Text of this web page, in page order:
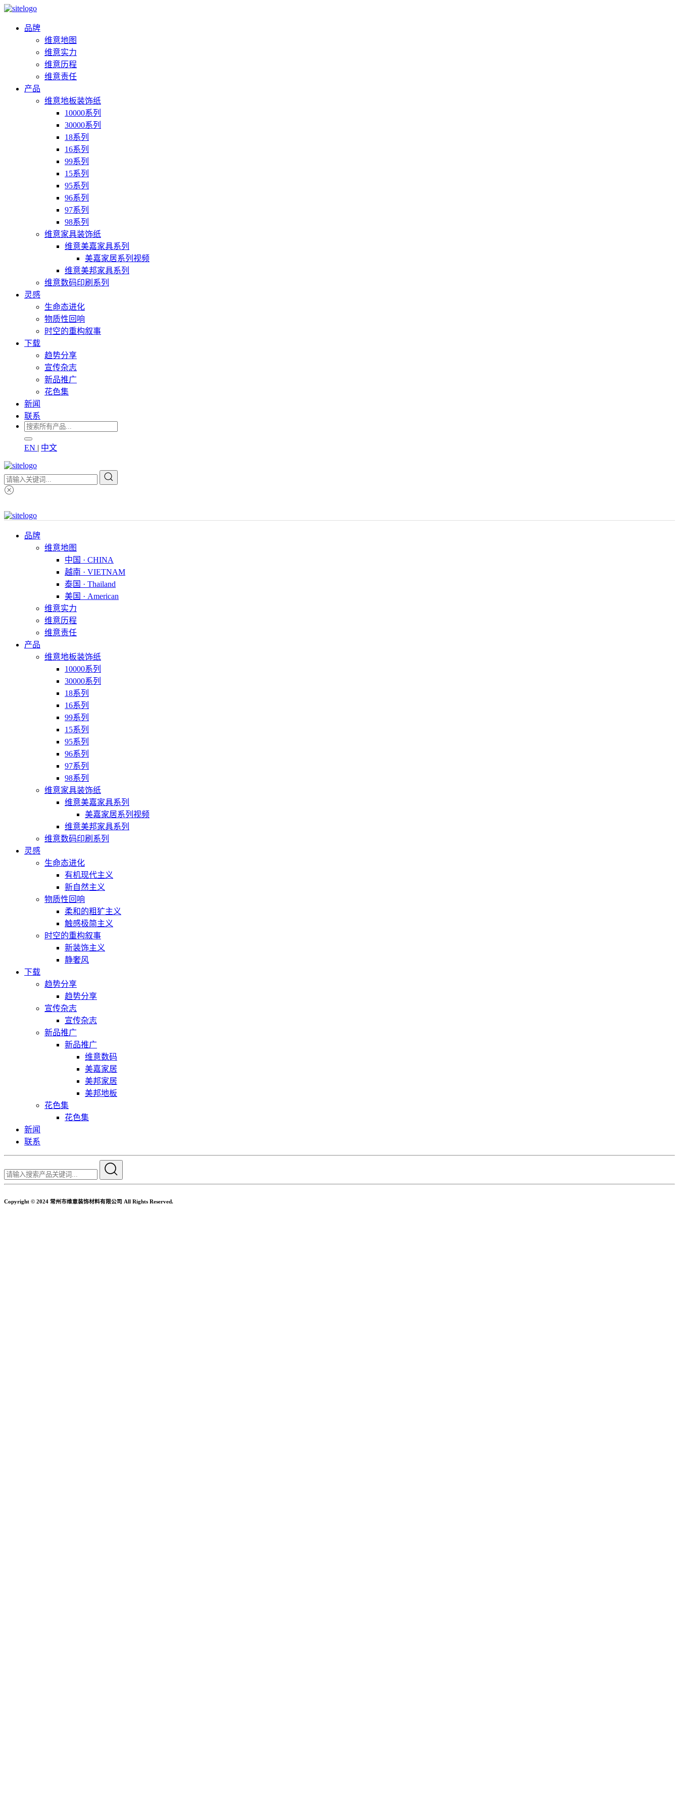
品牌
维意地图
维意实力
维意历程
维意责任
产品
维意地板装饰纸
10000系列
30000系列
18系列
16系列
99系列
15系列
95系列
96系列
97系列
98系列
维意家具装饰纸
维意美嘉家具系列
美嘉家居系列视频
维意美邦家具系列
维意数码印刷系列
灵感
生命态进化
物质性回响
时空的重构叙事
下载
趋势分享
宣传杂志
新品推广
花色集
新闻
联系
EN | 中文
品牌
维意地图
中国 · CHINA
越南 · VIETNAM
泰国 · Thailand
美国 · American
维意实力
维意历程
维意责任
产品
维意地板装饰纸
10000系列
30000系列
18系列
16系列
99系列
15系列
95系列
96系列
97系列
98系列
维意家具装饰纸
维意美嘉家具系列
美嘉家居系列视频
维意美邦家具系列
维意数码印刷系列
灵感
生命态进化
有机现代主义
新自然主义
物质性回响
柔和的粗犷主义
触感极简主义
时空的重构叙事
新装饰主义
静奢风
下载
趋势分享
趋势分享
宣传杂志
宣传杂志
新品推广
新品推广
维意数码
美嘉家居
美邦家居
美邦地板
花色集
花色集
新闻
联系
Copyright © 2024 常州市维意装饰材料有限公司 All Rights Reserved.